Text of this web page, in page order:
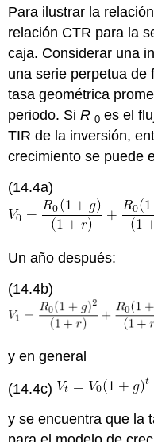
Para ilustrar la
relación CTR para la
caja. Considerar una
una serie perpetua de
tasa geométrica
periodo. SiR 0 es el
TIR de la inversión,
crecimiento se puede
(14.4a)
Un año después:
(14.4b)
y en general
(14.4c)
y se encuentra que la